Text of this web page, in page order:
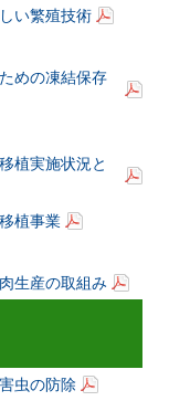
い繁殖技術
めの凍結保存
植実施状況と
植事業
生産の取組み
虫の防除